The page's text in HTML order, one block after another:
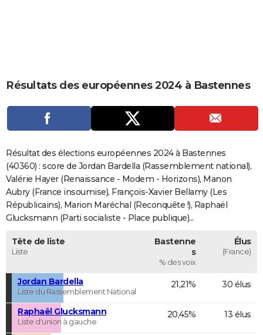
CARTE DE VOEUX
Carte de Noël
Carte Bonne année
Carte Saint-Valentin
Carte Pâques
Carte d'anniversaire
DICTIONNAIRE
Dictionnaire
Biographies
Citations
Expressions
Proverbes
PROGRAMME TV
COPAINS D'AVANT
S'inscrire
Se connecter
Lycées
Collèges
Primaires
Universités
Entreprises
Service militaire
Avis de recherche
AVIS DE DÉCÈS
FORUM
Résultats des européennes 2024 à Bastennes
Résultat des élections européennes 2024 à Bastennes
(40360) : score de Jordan Bardella (Rassemblement national),
Valérie Hayer (Renaissance - Modem - Horizons), Manon
Aubry (France insoumise), François-Xavier Bellamy (Les
Républicains), Marion Maréchal (Reconquête !), Raphaël
Glucksmann (Parti socialiste - Place publique)...
Tête de liste
Liste
Bastenne
s
% des voix
Élus
(France)
Jordan Bardella
Liste du Rassemblement National
21,21% 30 élus
Raphaël Glucksmann
Liste d'union à gauche
20,45% 13 élus